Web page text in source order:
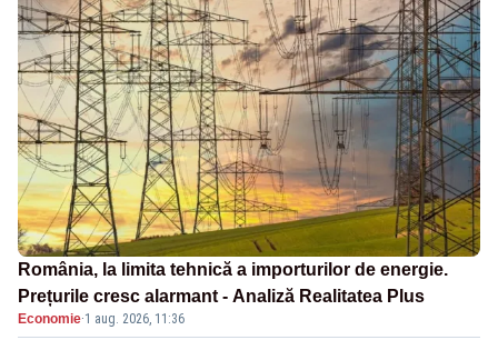
România, la limita tehnică a importurilor de energie.
Prețurile cresc alarmant - Analiză Realitatea Plus
Economie·1 aug. 2026, 11:36